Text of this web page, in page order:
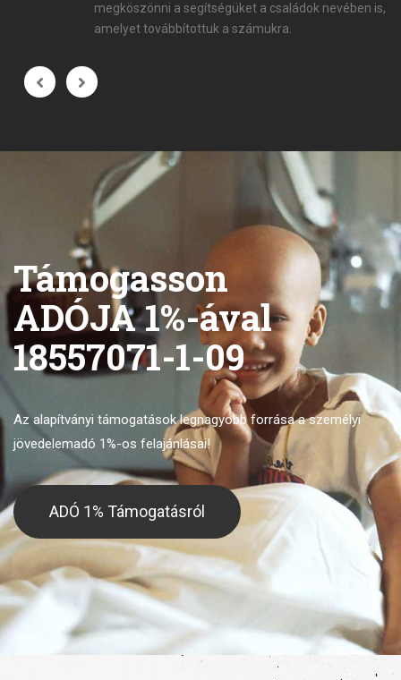
megköszönni a segítségüket a családok nevében is,
amelyet továbbítottuk a számukra.
Támogasson
ADÓJA 1%-ával
18557071-1-09
Az alapítványi támogatások legnagyobb forrásaa személyi
jövedelemadó 1%-os felajánlásai!
ADÓ 1% Támogatásról